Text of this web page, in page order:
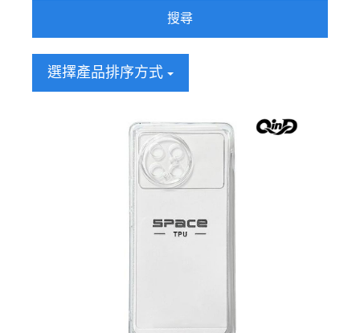
搜尋
選擇產品排序方式